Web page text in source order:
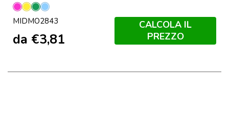
Fucsia
Giallo
Verde
Blu
Bambino
MIDMO2843
da €3,81
CALCOLA IL
PREZZO